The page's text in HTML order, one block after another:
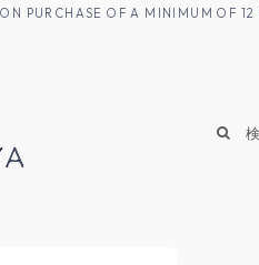
PURCHASE OF A MINIMUM OF